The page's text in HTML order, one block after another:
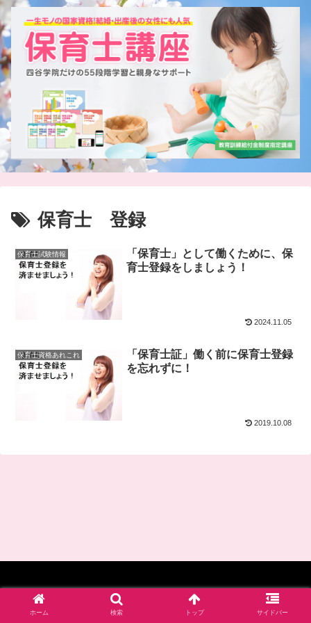
保育士 登録
保育士試験情報
「保育士」として働くために、保
育士登録をしましょう！
2024.11.05
保育士資格あれこれ
「保育士証」働く前に保育士登録
を忘れずに！
2019.10.08
© 2017-2026 四谷学院保育士試験対策講座_公式ブログ.
ホーム 検索 トップ サイドバー